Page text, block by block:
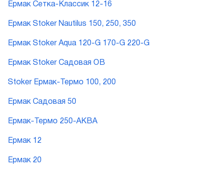
Ермак Сетка-Классик 12-16
Ермак Stoker Nautilus 150, 250, 350
Ермак Stoker Aqua 120-G 170-G 220-G
Ермак Stoker Садовая ОВ
Stoker Ермак-Термо 100, 200
Ермак Садовая 50
Ермак-Термо 250-АКВА
Ермак 12
Ермак 20